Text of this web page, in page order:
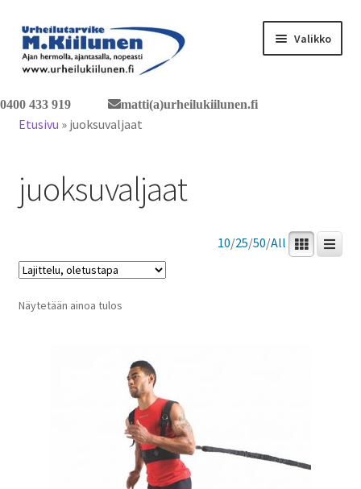
0400 433 919 matti(a)urheilukiilunen.fi
Siirry
navigointiin
Siirry
sisältöön
Valikko
Tervetuloa verkkokauppaan
Yhteystiedot
Etusivu » juoksuvaljaat
juoksuvaljaat
10/25/50/All
Näytetään ainoa tulos